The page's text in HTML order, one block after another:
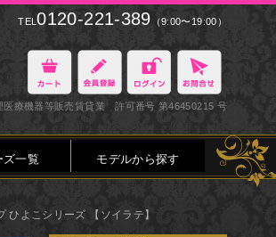
TEL0120-221-389 （9:00〜19:00）
医療機器等販売賃貸業 許可番号 第46450215 号
ズ一覧 モデルから探す
ひよこシリーズ 【ソイラテ】